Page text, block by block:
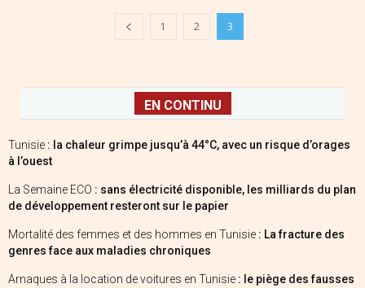
1 2 3
EN CONTINU
Tunisie : la chaleur grimpe jusqu’à 44°C, avec un risque d’orages
à l’ouest
La Semaine ECO : sans électricité disponible, les milliards du plan
de développement resteront sur le papier
Mortalité des femmes et des hommes en Tunisie : La fracture des
genres face aux maladies chroniques
Arnaques à la location de voitures en Tunisie : le piège des fausses